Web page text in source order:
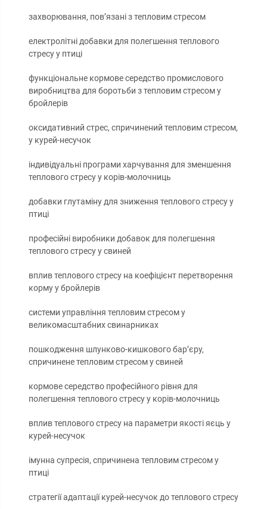
захворювання, пов’язані з тепловим стресом
електролітні добавки для полегшення теплового
стресу у птиці
функціональне кормове середство промислового
виробництва для боротьби з тепловим стресом у
бройлерів
оксидативний стрес, спричинений тепловим стресом,
у курей-несучок
індивідуальні програми харчування для зменшення
теплового стресу у корів-молочниць
добавки глутаміну для зниження теплового стресу у
птиці
професійні виробники добавок для полегшення
теплового стресу у свиней
вплив теплового стресу на коефіцієнт перетворення
корму у бройлерів
системи управління тепловим стресом у
великомасштабних свинарниках
пошкодження шлунково-кишкового бар’єру,
спричинене тепловим стресом у свиней
кормове середство професійного рівня для
полегшення теплового стресу у корів-молочниць
вплив теплового стресу на параметри якості яєць у
курей-несучок
імунна супресія, спричинена тепловим стресом у
птиці
стратегії адаптації курей-несучок до теплового стресу